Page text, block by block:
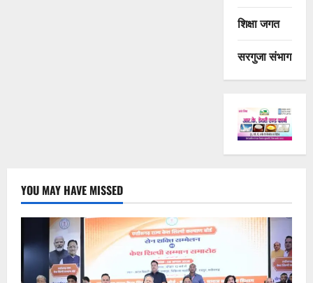
शिक्षा जगत
सरगुजा संभाग
YOU MAY HAVE MISSED